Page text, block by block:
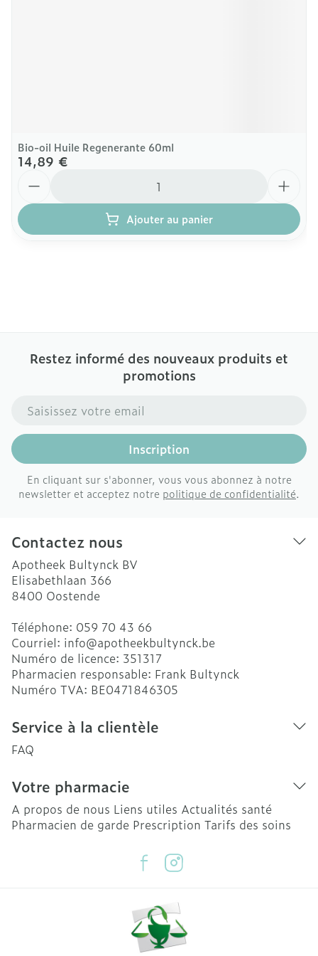
Bio-oil Huile Regenerante 60ml
14,89 €
Ajouter au panier
Restez informé des nouveaux produits et
promotions
Adresse mail
Inscription
En cliquant sur s'abonner, vous vous abonnez à notre
newsletter et acceptez notre politique de confidentialité.
Contactez nous
Apotheek Bultynck BV
Elisabethlaan 366
8400 Oostende
Téléphone: 059 70 43 66
Courriel: info@apotheekbultynck.be
Numéro de licence: 351317
Pharmacien responsable: Frank Bultynck
Numéro TVA: BE0471846305
Service à la clientèle
FAQ
Votre pharmacie
A propos de nous Liens utiles Actualités santé
Pharmacien de garde Prescription Tarifs des soins